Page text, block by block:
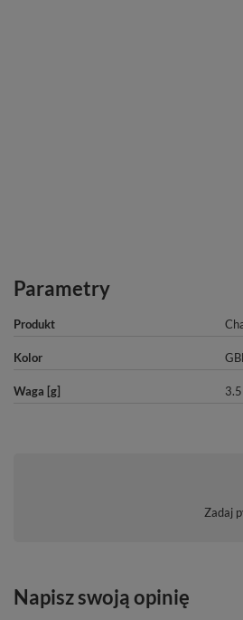
Parametry
Produkt
Kolor
Waga [g] 3.5
Zadaj
Napisz swoją opinię